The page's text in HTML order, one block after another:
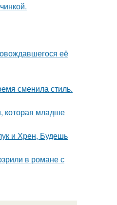
её
сменила стиль.
которая младше
и Хрен, Будешь
в романе с